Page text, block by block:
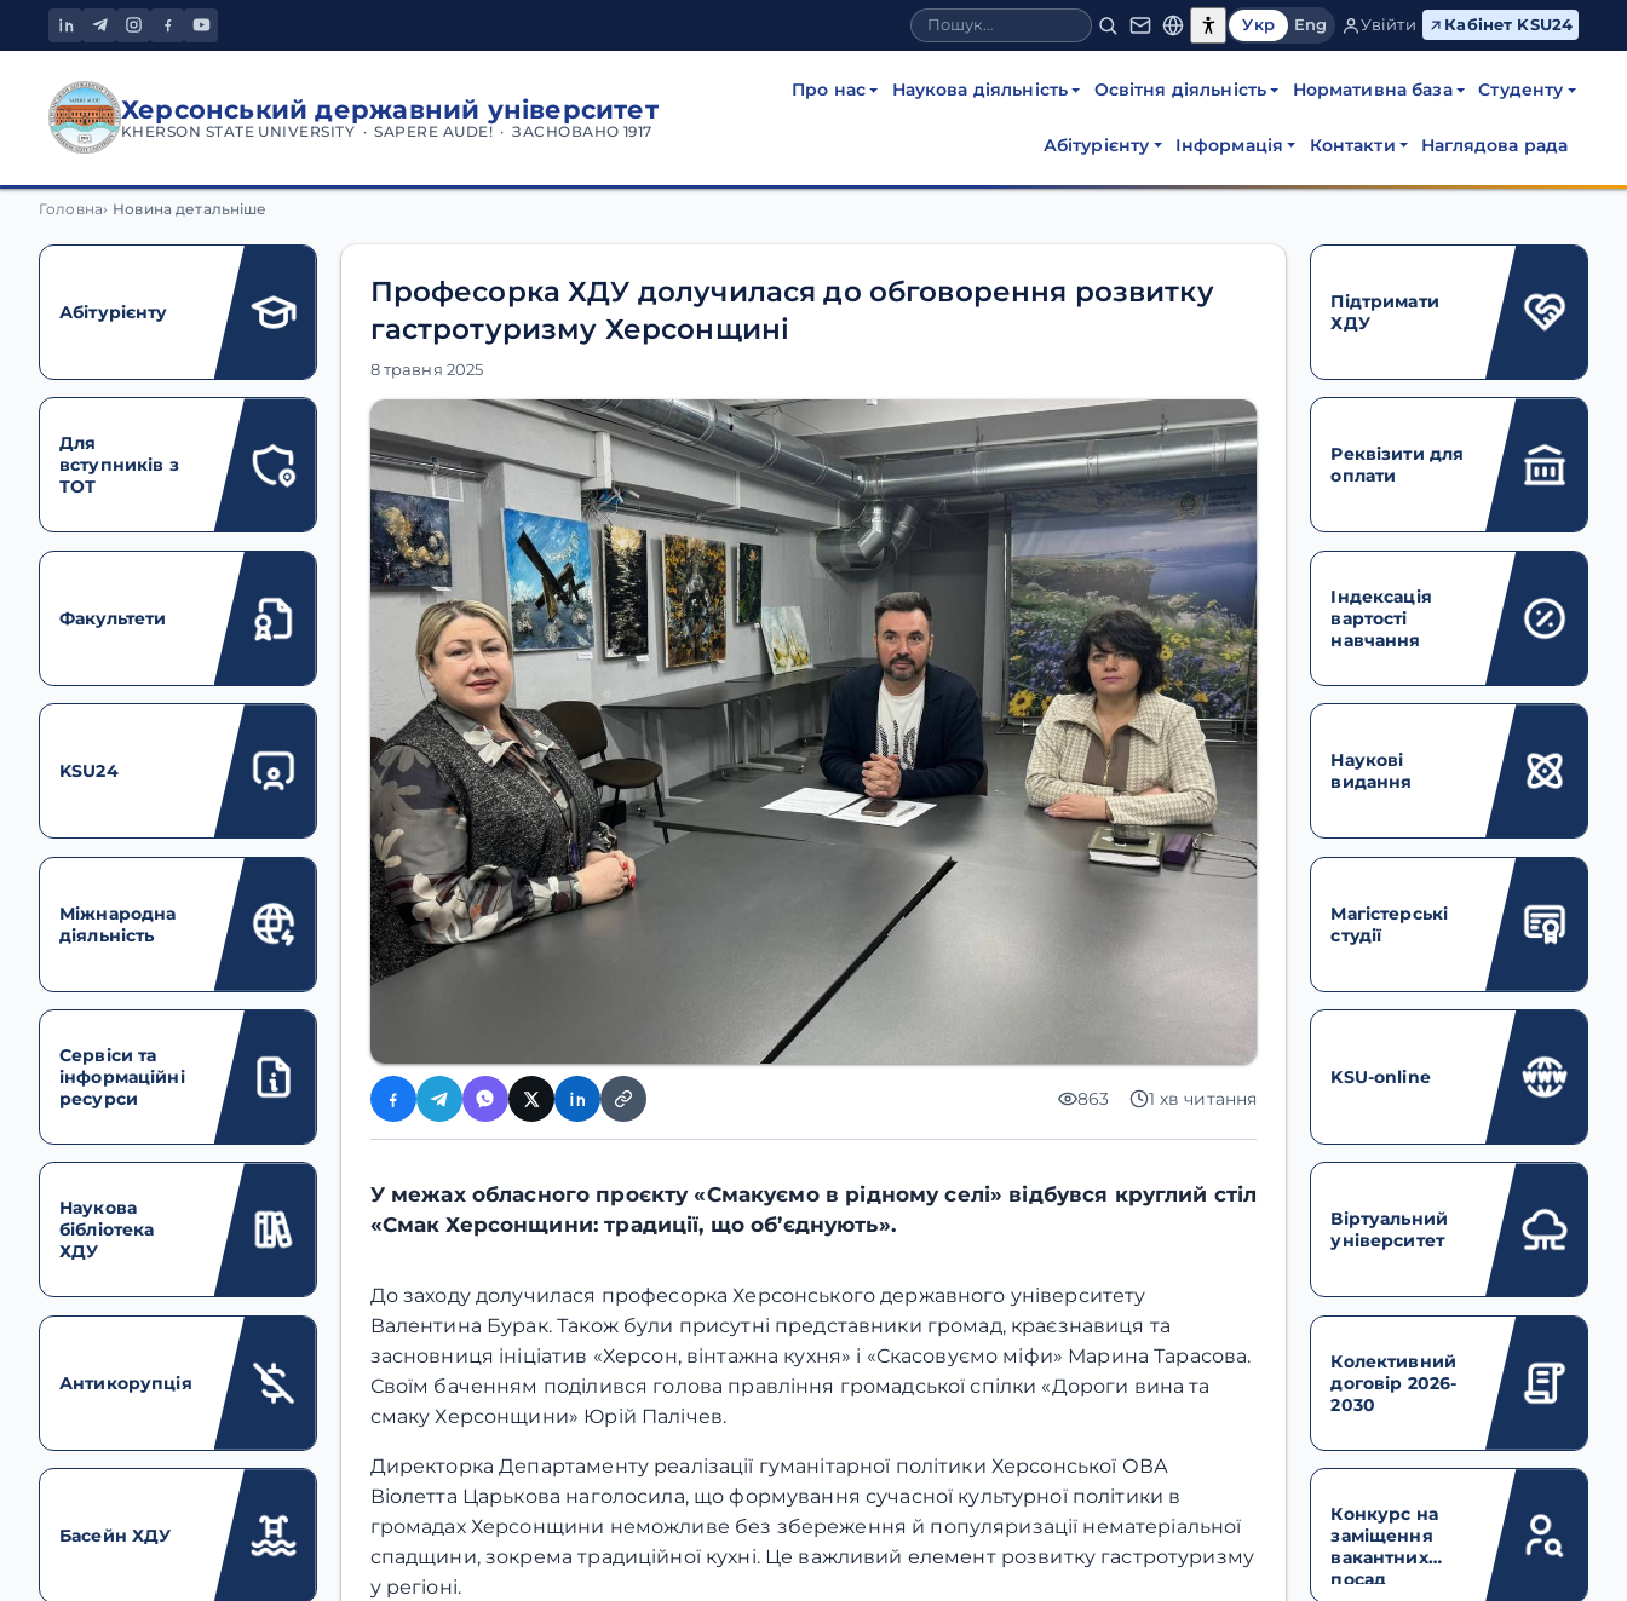
Укр Eng Увійти Кабінет KSU24
Херсонський державний університет
KHERSON STATE UNIVERSITY · SAPERE AUDE! · ЗАСНОВАНО 1917
Про нас Наукова діяльність Освітня діяльність Нормативна база Студенту
Абітурієнту Інформація Контакти Наглядова рада
Головна Новина детальніше
Абітурієнту
Для
вступників з
ТОТ
Факультети
KSU24
Міжнародна
діяльність
Сервіси та
інформаційні
ресурси
Наукова
бібліотека
ХДУ
Антикорупція
Басейн ХДУ
Професорка ХДУ долучилася до обговорення розвитку
гастротуризму Херсонщині
8 травня 2025
863 1 хв читання
У межах обласного проєкту «Смакуємо в рідному селі» відбувся круглий стіл
«Смак Херсонщини: традиції, що об’єднують».
До заходу долучилася професорка Херсонського державного університету
Валентина Бурак. Також були присутні представники громад, краєзнавиця та
засновниця ініціатив «Херсон, вінтажна кухня» і «Скасовуємо міфи» Марина Тарасова.
Своїм баченням поділився голова правління громадської спілки «Дороги вина та
смаку Херсонщини» Юрій Палічев.
Директорка Департаменту реалізації гуманітарної політики Херсонської ОВА
Віолетта Царькова наголосила, що формування сучасної культурної політики в
громадах Херсонщини неможливе без збереження й популяризації нематеріальної
спадщини, зокрема традиційної кухні. Це важливий елемент розвитку гастротуризму
у регіоні.
Підтримати
ХДУ
Реквізити для
оплати
Індексація
вартості
навчання
Наукові
видання
Магістерські
студії
KSU-online
Віртуальний
університет
Колективний
договір 2026-
2030
Конкурс на
заміщення
вакантних
посад